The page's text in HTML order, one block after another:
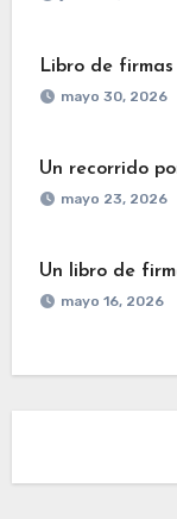
Libro de
mayo 30, 2026
Un recorrido
mayo 23, 2026
Un libro de
mayo 16, 2026